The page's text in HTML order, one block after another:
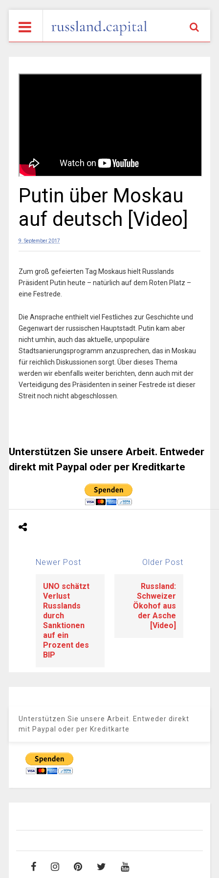
Putin über Moskau
auf deutsch [Video]
9. September 2017
Zum groß gefeierten Tag Moskaus hielt Russlands
Präsident Putin heute – natürlich auf dem Roten Platz –
eine Festrede.
Die Ansprache enthielt viel Festliches zur Geschichte und
Gegenwart der russischen Hauptstadt. Putin kam aber
nicht umhin, auch das aktuelle, unpopuläre
Stadtsanierungsprogramm anzusprechen, das in Moskau
für reichlich Diskussionen sorgt. Über dieses Thema
werden wir ebenfalls weiter berichten, denn auch mit der
Verteidigung des Präsidenten in seiner Festrede ist dieser
Streit noch nicht abgeschlossen.
Unterstützen Sie unsere Arbeit. Entweder
direkt mit Paypal oder per Kreditkarte
Newer Post
UNO schätzt
Verlust
Russlands
durch
Sanktionen
auf ein
Prozent des
BIP
Older Post
Russland:
Schweizer
Ökohof aus
der Asche
[Video]
Unterstützen Sie unsere Arbeit. Entweder direkt
mit Paypal oder per Kreditkarte